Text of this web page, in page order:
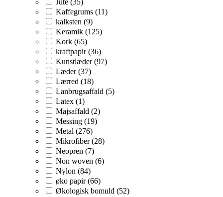
Kaffegrums (11)
kalksten (9)
Keramik (125)
Kork (65)
kraftpapir (36)
Kunstlæder (97)
Læder (37)
Lærred (18)
Lanbrugsaffald (5)
Latex (1)
Majsaffald (2)
Messing (19)
Metal (276)
Mikrofiber (28)
Neopren (7)
Non woven (6)
Nylon (84)
øko papir (66)
Økologisk bomuld (52)